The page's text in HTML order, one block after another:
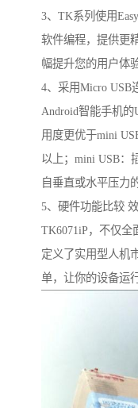
3、TK系列使用
软件编程，提供更
幅提升您的用户体
4、采用Micro USB
Android智能手机
用度更优于mini
以上；mini USB：
自垂直或水平压力
5、硬件功能比较
TK6071iP，不仅
定义了实用型人机
单，让你的设备运